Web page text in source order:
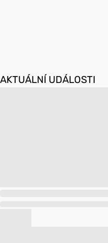
AKTUÁLNÍ UDÁLOSTI